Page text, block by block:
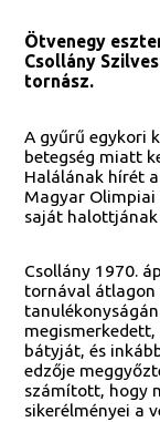
Ötvenegy
Csollány
tornász.
A gyűrű egykori
betegség miatt
Halálának hírét
Magyar Olimpiai
saját
Csollány 1970.
tornával átlagon
bátyját, és
edzője
számított, hogy
sikerélményei a